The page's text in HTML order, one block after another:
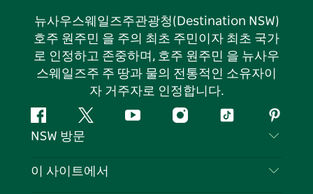
뉴사우스웨일즈주관광청(Destination NSW)
호주 원주민 을 주의 최초 주민이자 최초 국가
로 인정하고 존중하며, 호주 원주민 을 뉴사우
스웨일즈주 주 땅과 물의 전통적인 소유자이
자 거주자로 인정합니다.
페
이
북
지
다
유
인
틱
핀
터
스
NSW 방문
문의하기
이 사이트에서